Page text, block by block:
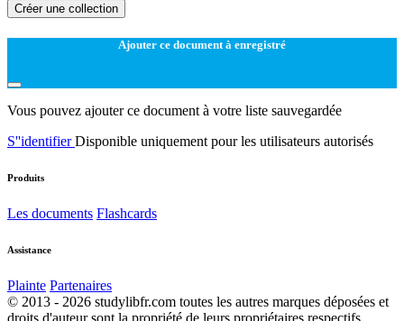
Créer une collection
Ajouter ce document à enregistré
Vous pouvez ajouter ce document à votre liste sauvegardée
S''identifierDisponible uniquement pour les utilisateurs autorisés
Produits
Les documents Flashcards
Assistance
Plainte Partenaires
© 2013 - 2026 studylibfr.com toutes les autres marques déposées et
droits d'auteur sont la propriété de leurs propriétaires respectifs